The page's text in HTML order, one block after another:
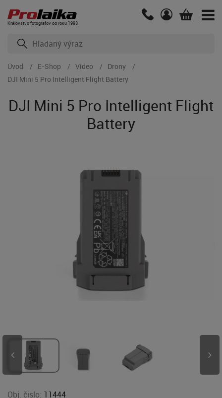
Kráľovstvo fotografov od roku 1993
Úvod E-Shop Video
Drony
DJI Mini 5 Pro Intelligent Flight Battery
DJI Mini 5 Pro Intelligent Flight
Battery
Obj. čislo: 11444